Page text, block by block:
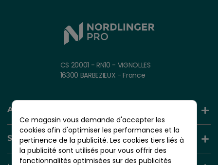
CS 20001 - RN10 - VIGNOLLES
16300 BARBEZIEUX - France
AIDE ET INFORMATION
SERVICES +
Ce magasin vous demande d'accepter les
cookies afin d'optimiser les performances et la
pertinence de la publicité. Les cookies tiers liés à
la publicité sont utilisés pour vous offrir des
fonctionnalités optimisées sur des publicités